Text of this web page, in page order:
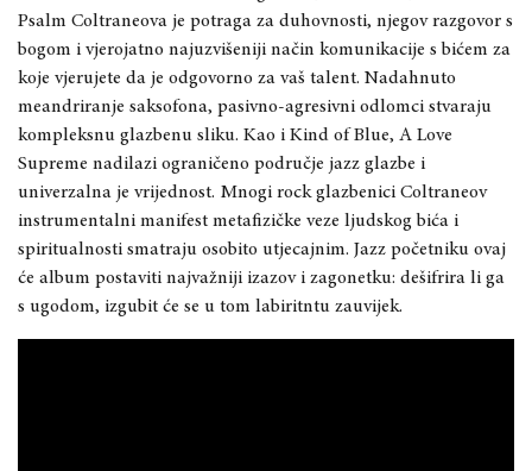
Psalm Coltraneova je potraga za duhovnosti, njegov razgovor s
bogom i vjerojatno najuzvišeniji način komunikacije s bićem za
koje vjerujete da je odgovorno za vaš talent. Nadahnuto
meandriranje saksofona, pasivno-agresivni odlomci stvaraju
kompleksnu glazbenu sliku. Kao i Kind of Blue, A Love
Supreme nadilazi ograničeno područje jazz glazbe i
univerzalna je vrijednost. Mnogi rock glazbenici Coltraneov
instrumentalni manifest metafizičke veze ljudskog bića i
spiritualnosti smatraju osobito utjecajnim. Jazz početniku ovaj
će album postaviti najvažniji izazov i zagonetku: dešifrira li ga
s ugodom, izgubit će se u tom labiritntu zauvijek.